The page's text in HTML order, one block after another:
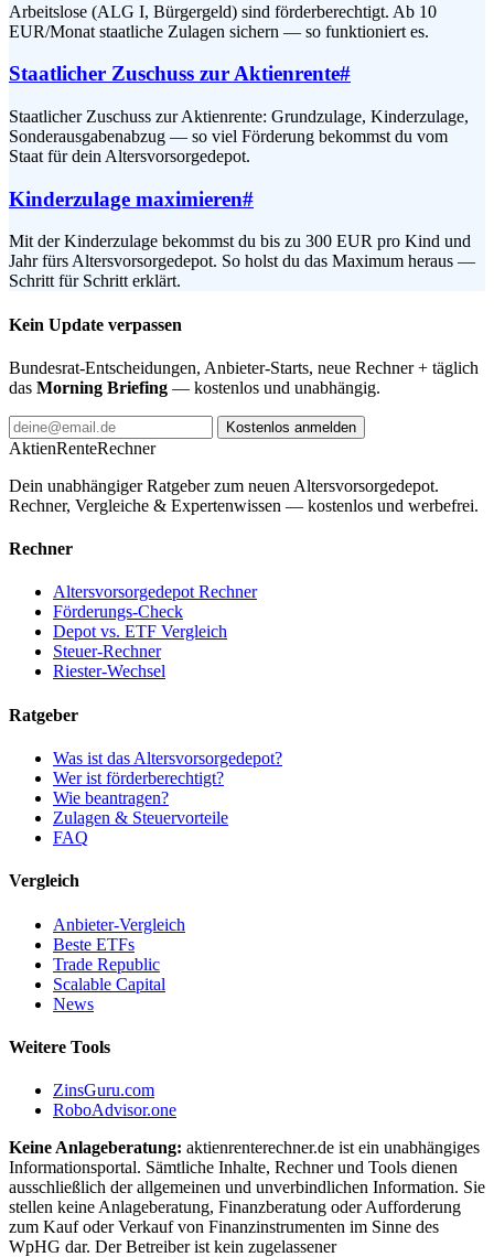
Arbeitslose (ALG I, Bürgergeld) sind förderberechtigt. Ab 10
EUR/Monat staatliche Zulagen sichern — so funktioniert es.
Staatlicher Zuschuss zur Aktienrente#
Staatlicher Zuschuss zur Aktienrente: Grundzulage, Kinderzulage,
Sonderausgabenabzug — so viel Förderung bekommst du vom
Staat für dein Altersvorsorgedepot.
Kinderzulage maximieren#
Mit der Kinderzulage bekommst du bis zu 300 EUR pro Kind und
Jahr fürs Altersvorsorgedepot. So holst du das Maximum heraus —
Schritt für Schritt erklärt.
Kein Update verpassen
Bundesrat-Entscheidungen, Anbieter-Starts, neue Rechner + täglich
das Morning Briefing — kostenlos und unabhängig.
Kostenlos anmelden
AktienRenteRechner
Dein unabhängiger Ratgeber zum neuen Altersvorsorgedepot.
Rechner, Vergleiche & Expertenwissen — kostenlos und werbefrei.
Rechner
Altersvorsorgedepot Rechner
Förderungs-Check
Depot vs. ETF Vergleich
Steuer-Rechner
Riester-Wechsel
Ratgeber
Was ist das Altersvorsorgedepot?
Wer ist förderberechtigt?
Wie beantragen?
Zulagen & Steuervorteile
FAQ
Vergleich
Anbieter-Vergleich
Beste ETFs
Trade Republic
Scalable Capital
News
Weitere Tools
ZinsGuru.com
RoboAdvisor.one
Keine Anlageberatung: aktienrenterechner.de ist ein unabhängiges
Informationsportal. Sämtliche Inhalte, Rechner und Tools dienen
ausschließlich der allgemeinen und unverbindlichen Information. Sie
stellen keine Anlageberatung, Finanzberatung oder Aufforderung
zum Kauf oder Verkauf von Finanzinstrumenten im Sinne des
WpHG dar. Der Betreiber ist kein zugelassener